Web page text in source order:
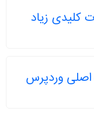
کلیدی زیاد
وردپرس